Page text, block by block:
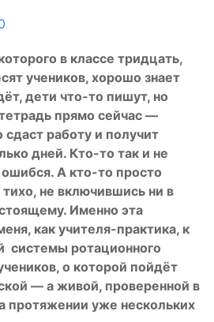
в классе тридцать,
учеников, хорошо знает
дети что-то пишут, но
прямо сейчас —
работу и получит
дней. Кто-то так и не
ошибся. А кто-то просто
не включившись ни в
Именно эта
как учителя-практика, к
системы ротационного
, о которой пойдёт
— а живой, проверенной в
протяжении уже нескольких